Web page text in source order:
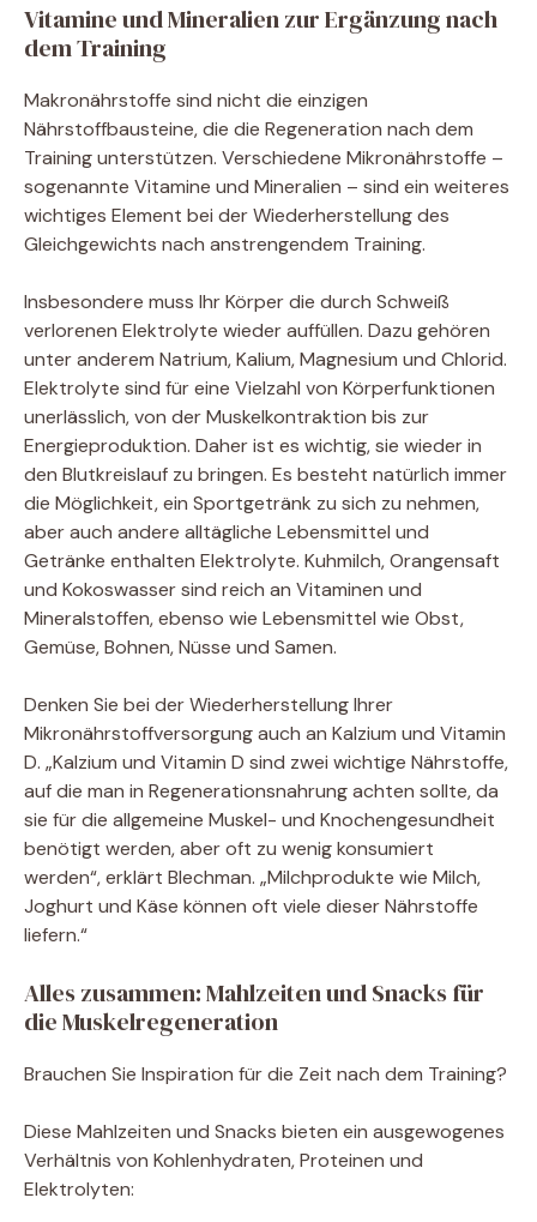
Vitamine und Mineralien zur Ergänzung nach
dem Training
Makronährstoffe sind nicht die einzigen
Nährstoffbausteine, die die Regeneration nach dem
Training unterstützen. Verschiedene Mikronährstoffe –
sogenannte Vitamine und Mineralien – sind ein weiteres
wichtiges Element bei der Wiederherstellung des
Gleichgewichts nach anstrengendem Training.
Insbesondere muss Ihr Körper die durch Schweiß
verlorenen Elektrolyte wieder auffüllen. Dazu gehören
unter anderem Natrium, Kalium, Magnesium und Chlorid.
Elektrolyte sind für eine Vielzahl von Körperfunktionen
unerlässlich, von der Muskelkontraktion bis zur
Energieproduktion. Daher ist es wichtig, sie wieder in
den Blutkreislauf zu bringen. Es besteht natürlich immer
die Möglichkeit, ein Sportgetränk zu sich zu nehmen,
aber auch andere alltägliche Lebensmittel und
Getränke enthalten Elektrolyte. Kuhmilch, Orangensaft
und Kokoswasser sind reich an Vitaminen und
Mineralstoffen, ebenso wie Lebensmittel wie Obst,
Gemüse, Bohnen, Nüsse und Samen.
Denken Sie bei der Wiederherstellung Ihrer
Mikronährstoffversorgung auch an Kalzium und Vitamin
D. „Kalzium und Vitamin D sind zwei wichtige Nährstoffe,
auf die man in Regenerationsnahrung achten sollte, da
sie für die allgemeine Muskel- und Knochengesundheit
benötigt werden, aber oft zu wenig konsumiert
werden“, erklärt Blechman. „Milchprodukte wie Milch,
Joghurt und Käse können oft viele dieser Nährstoffe
liefern.“
Alles zusammen: Mahlzeiten und Snacks für
die Muskelregeneration
Brauchen Sie Inspiration für die Zeit nach dem Training?
Diese Mahlzeiten und Snacks bieten ein ausgewogenes
Verhältnis von Kohlenhydraten, Proteinen und
Elektrolyten: